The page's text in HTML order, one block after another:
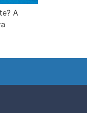
A